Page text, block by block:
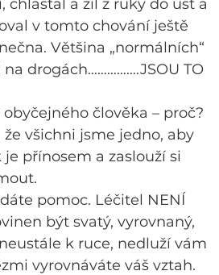
chlastal a žil z ruky do úst a
v tomto chování ještě
Většina „normálních“
drogách…………….JSOU TO
člověka – proč?
všichni jsme jedno, aby
přínosem a zaslouží si
pomoc. Léčitel NENÍ
být svatý, vyrovnaný,
k ruce, nedluží vám
vyrovnáváte váš vztah.